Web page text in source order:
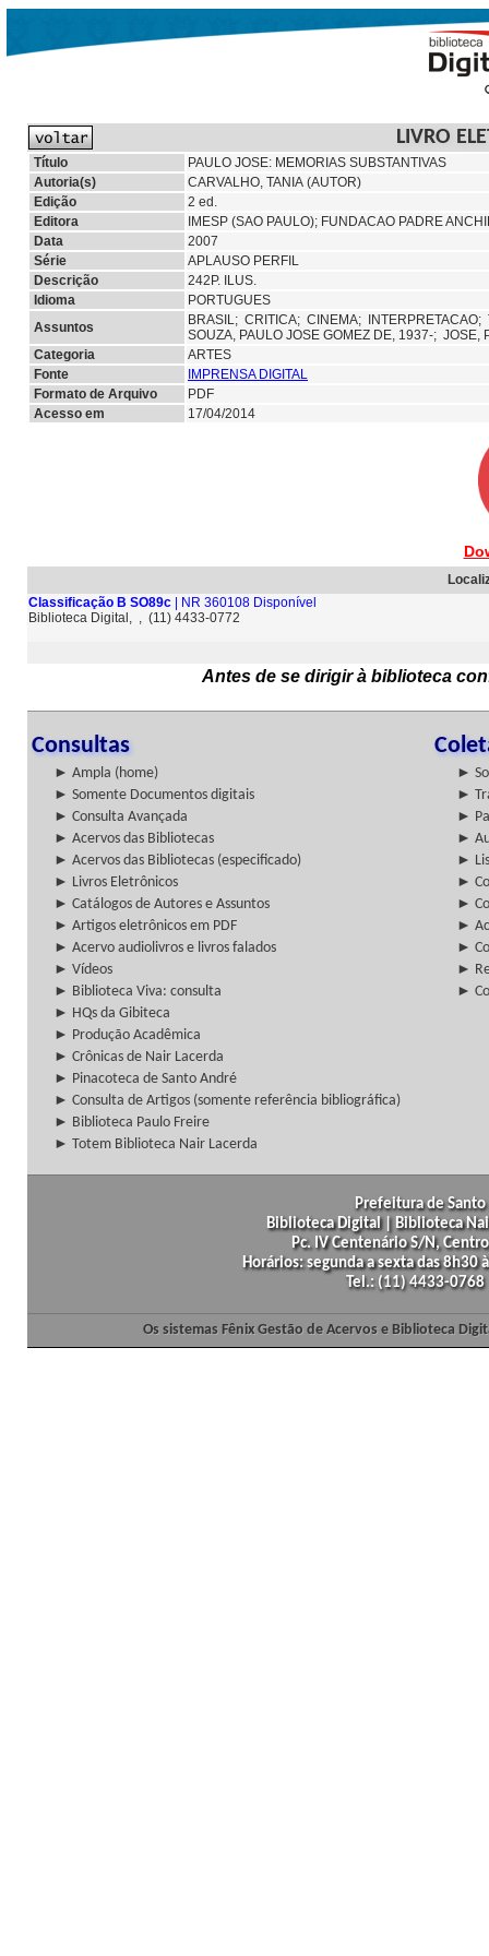
LIVRO
Título
PAULO JOSE: MEMORIAS SUBSTANTIVAS
Autoria(s)
CARVALHO, TANIA (AUTOR)
Edição
2 ed.
Editora
IMESP (SAO PAULO); FUNDACAO PADRE
Data
2007
Série
APLAUSO PERFIL
Descrição
242P. ILUS.
Idioma
PORTUGUES
Assuntos
BRASIL; CRITICA; CINEMA; INTERPRETACAO;
SOUZA, PAULO JOSE GOMEZ DE, 1937-; JOSE,
Categoria
ARTES
Fonte
IMPRENSA DIGITAL
Formato de Arquivo
PDF
Acesso em
17/04/2014
Classificação B SO89c | NR 360108 Disponível
Biblioteca Digital, , (11) 4433-0772
Antes de se dirigir à biblioteca
Consultas
► Ampla (home)
►
► Somente Documentos digitais
►
► Consulta Avançada
►
► Acervos das Bibliotecas
►
► Acervos das Bibliotecas (especificado)
►
► Livros Eletrônicos
►
► Catálogos de Autores e Assuntos
►
► Artigos eletrônicos em PDF
►
► Acervo audiolivros e livros falados
►
► Vídeos
►
► Biblioteca Viva: consulta
►
► HQs da Gibiteca
► Produção Acadêmica
► Crônicas de Nair Lacerda
► Pinacoteca de Santo André
► Consulta de Artigos (somente referência bibliográfica)
► Biblioteca Paulo Freire
► Totem Biblioteca Nair Lacerda
Prefeitura de
Biblioteca Digital | Biblioteca
Pc. IV Centenário S/N,
Horários: segunda a sexta das
Tel.: (11) 4433-
Os sistemas Fênix Gestão de Acervos e Biblioteca